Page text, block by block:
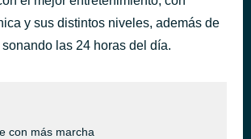
y sus distintos niveles, además de
las 24 horas del día.
con más marcha